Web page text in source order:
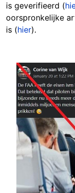
is geverifieerd (
oorspronkelijke
is (hier).
Image